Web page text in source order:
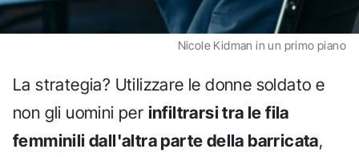
Nicole Kidman in un primo piano
La strategia? Utilizzare le donne soldato e
non gli uomini per infiltrarsi tra le fila
femminili dall'altra parte della barricata,